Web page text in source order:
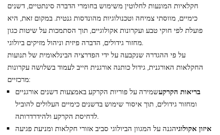
חקלאיות המונעות לחלוטין משימוש בחומרי הדברה סינתטיים, דשנים
כימיים, מווסתי צמיחה וטכנולוגיות מהונדסות גנטית. במקום זאת, היא
פועלת לפי חוקי טבע ועקרונות אקולוגיים, תוך הסתמכות על שיטות כגון
מחזור גידולים, הדברה פיזית וניהול מזיקים ביולוגי.
על פי ההגדרה שנקבעה על ידי הפדרציה הבינלאומית של תנועות
החקלאות האורגנית, גידול כותנה אורגנית חייב לעמוד בשלושה עקרונות
מרכזיים:
בריאות הקרקעשמירה על פוריות הקרקע באמצעות דשנים אורגניים
ומחזור גידולים, תוך איסור שימוש בדשנים כימיים העלולים להוביל
לדחיסת הקרקע ולהידרדרותה.
איזון אקולוגיהגנה על המגוון הביולוגי סביב אזורי חקלאות ומניעת פגיעה